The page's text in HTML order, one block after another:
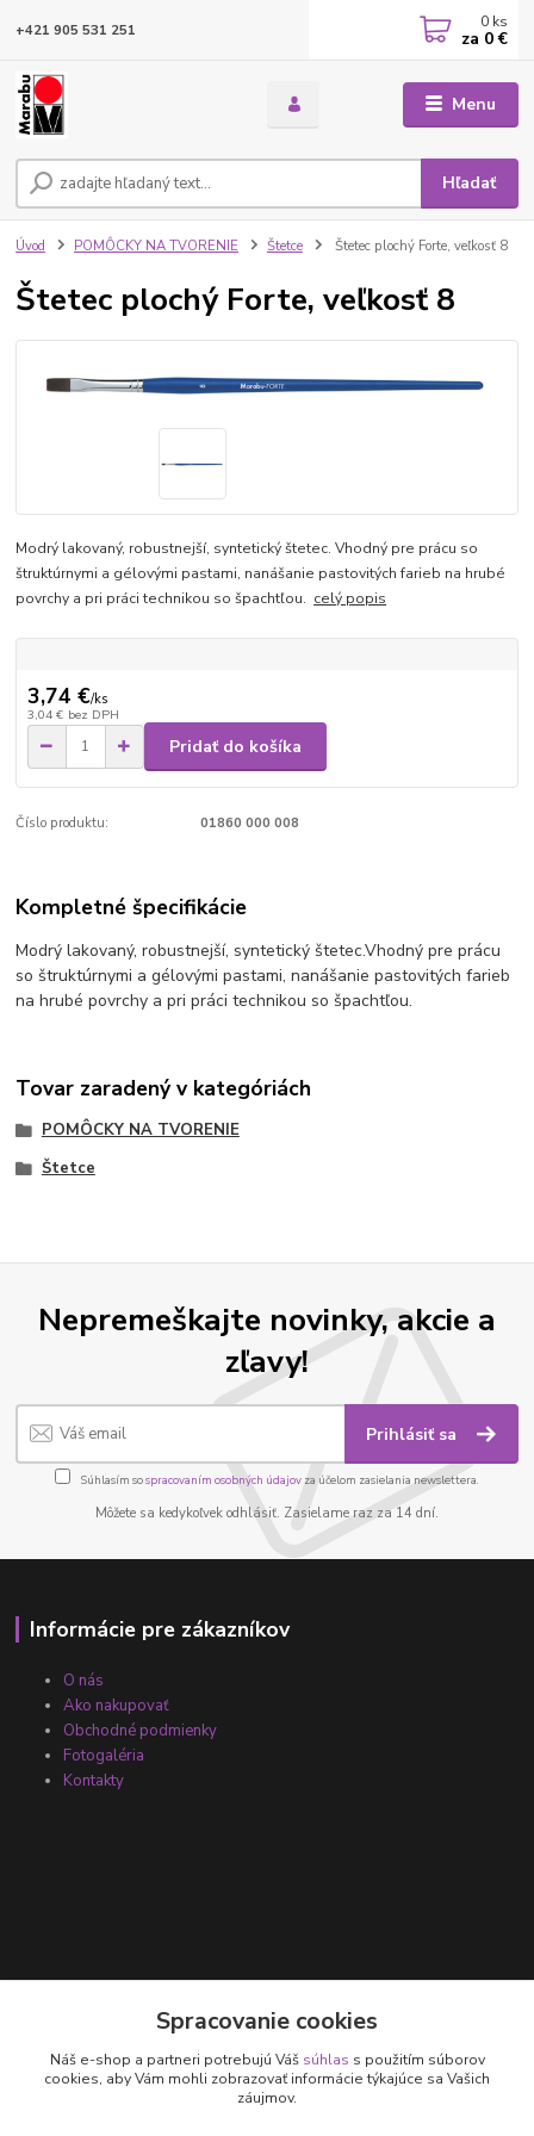
Menu
Hľadať
+421 905 531 251 0 ks
za 0 €
Úvod POMÔCKY NA TVORENIE Štetce Štetec plochý Forte, veľkosť 8
Štetec plochý Forte, veľkosť 8
Modrý lakovaný, robustnejší, syntetický štetec. Vhodný pre prácu so
štruktúrnymi a gélovými pastami, nanášanie pastovitých farieb na hrubé
povrchy a pri práci technikou so špachtľou. celý popis
3,74 €/ks
3,04 € bez DPH
Pridať do košíka
Číslo produktu: 01860 000 008
Kompletné špecifikácie
Modrý lakovaný, robustnejší, syntetický štetec.Vhodný pre prácu
so štruktúrnymi a gélovými pastami, nanášanie pastovitých farieb
na hrubé povrchy a pri práci technikou so špachtľou.
Tovar zaradený v kategóriách
POMÔCKY NA TVORENIE
Štetce
Nepremeškajte novinky, akcie a
zľavy!
Prihlásiť sa
Súhlasím sospracovaním osobných údajov za účelom zasielania newslettera.
Môžete sa kedykoľvek odhlásiť. Zasielame raz za 14 dní.
Informácie pre zákazníkov
O nás
Ako nakupovať
Obchodné podmienky
Fotogaléria
Kontakty
+421 905 531 251
Spracovanie cookies
Náš e-shop a partneri potrebujú Váš súhlas s použitím súborov
cookies, aby Vám mohli zobrazovať informácie týkajúce sa Vašich
záujmov.